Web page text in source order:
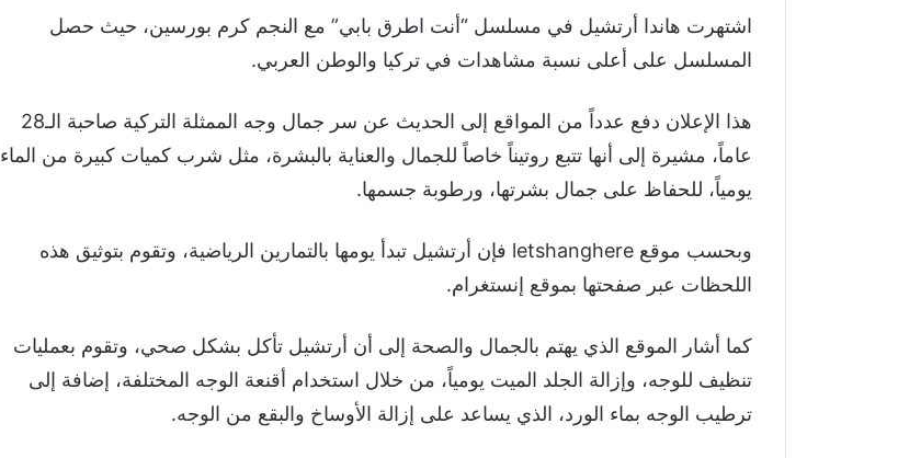
اشتهرت هاندا أرتشيل في مسلسل “أنت اطرق بابي” مع النجم كرم بورسين، حيث حصل
المسلسل على أعلى نسبة مشاهدات في تركيا والوطن العربي.
هذا الإعلان دفع عدداً من المواقع إلى الحديث عن سر جمال وجه الممثلة التركية صاحبة الـ28
عاماً، مشيرة إلى أنها تتبع روتيناً خاصاً للجمال والعناية بالبشرة، مثل شرب كميات كبيرة من الماء
يومياً، للحفاظ على جمال بشرتها، ورطوبة جسمها.
وبحسب موقع letshanghere فإن أرتشيل تبدأ يومها بالتمارين الرياضية، وتقوم بتوثيق هذه
اللحظات عبر صفحتها بموقع إنستغرام.
كما أشار الموقع الذي يهتم بالجمال والصحة إلى أن أرتشيل تأكل بشكل صحي، وتقوم بعمليات
تنظيف للوجه، وإزالة الجلد الميت يومياً، من خلال استخدام أقنعة الوجه المختلفة، إضافة إلى
ترطيب الوجه بماء الورد، الذي يساعد على إزالة الأوساخ والبقع من الوجه.